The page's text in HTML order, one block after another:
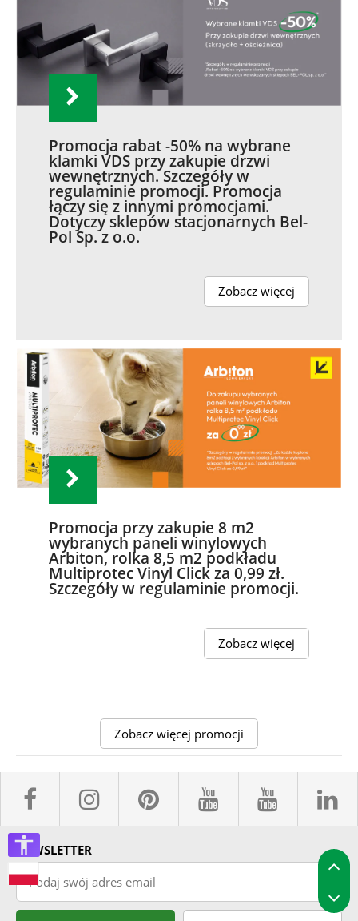
Promocja rabat -50% na wybrane
klamki VDS przy zakupie drzwi
wewnętrznych. Szczegóły w
regulaminie promocji. Promocja
łączy się z innymi promocjami.
Dotyczy sklepów stacjonarnych Bel-
Pol Sp. z o.o.
Zobacz więcej
Promocja przy zakupie 8 m2
wybranych paneli winylowych
Arbiton, rolka 8,5 m2 podkładu
Multiprotec Vinyl Click za 0,99 zł.
Szczegóły w regulaminie promocji.
Zobacz więcej
Zobacz więcej promocji
facebook sklepyBELPOL
instagram
pinterestyoutube
NEWSLETTER